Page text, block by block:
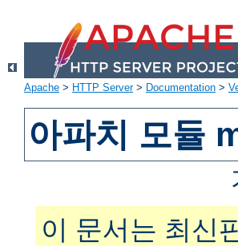
Apache > HTTP Server> Documentation >
아파치 모듈
이 문서는 최신